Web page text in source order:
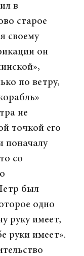
в
старое
своему
он
по ветру,
не
точкой его
поначалу
со
был
одно
руку имеет,
руки имеет».